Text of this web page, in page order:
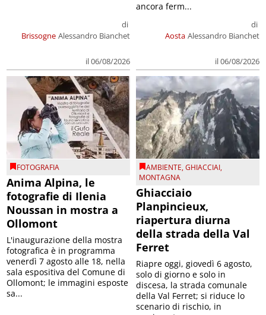
Brissogne
di
Alessandro Bianchet
il 06/08/2026
Aosta
di
Alessandro Bianchet
il 06/08/2026
ancora ferm...
FOTOGRAFIA
Anima Alpina, le
fotografie di Ilenia
Noussan in mostra a
Ollomont
L'inaugurazione della mostra
fotografica è in programma
venerdì 7 agosto alle 18, nella
sala espositiva del Comune di
Ollomont; le immagini esposte
sa...
AMBIENTE,GHIACCIAI,
MONTAGNA
Ghiacciaio
Planpincieux,
riapertura diurna
della strada della Val
Ferret
Riapre oggi, giovedì 6 agosto,
solo di giorno e solo in
discesa, la strada comunale
della Val Ferret; si riduce lo
scenario di rischio, in